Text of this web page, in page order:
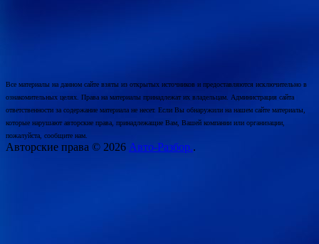
Все материалы на данном сайте взяты из открытых источников и предоставляются исключительно в
ознакомительных целях. Права на материалы принадлежат их владельцам. Администрация сайта
ответственности за содержание материала не несет. Если Вы обнаружили на нашем сайте материалы,
которые нарушают авторские права, принадлежащие Вам, Вашей компании или организации,
пожалуйста, сообщите нам.
Авторские права © 2026 Авто-Разбор..